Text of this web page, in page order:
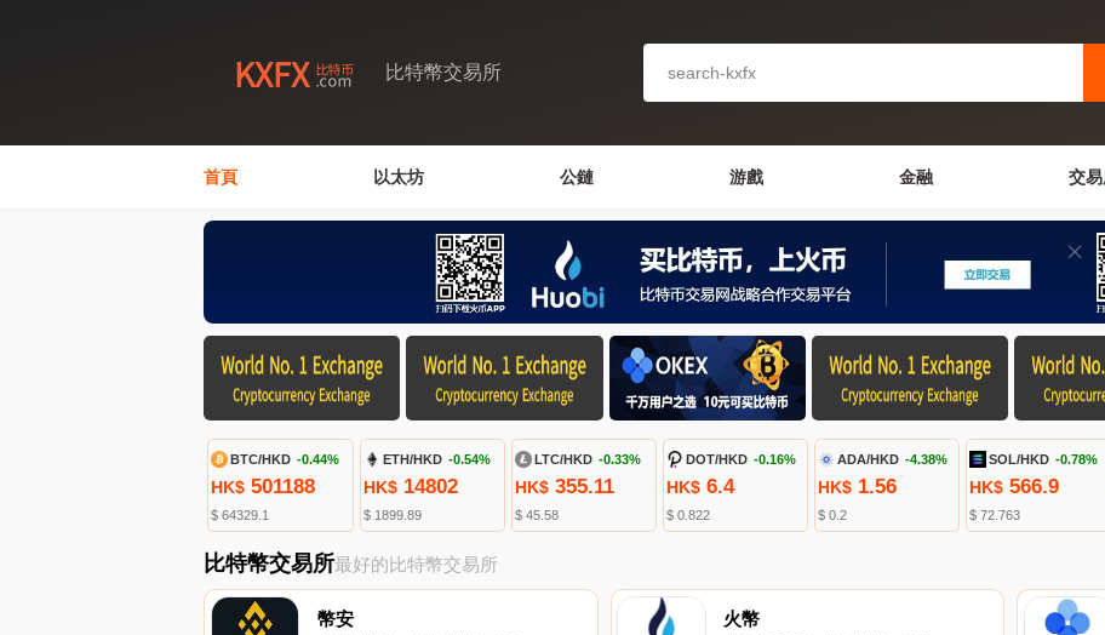
比特幣交易所
首頁 以太坊 公鏈 游戲 金融 交
BTC/HKD -0.44%
HK$ 501188
$ 64329.1
ETH/HKD -0.54%
HK$14802
$ 1899.89
LTC/HKD -0.33%
HK$355.11
$ 45.58
DOT/HKD -0.16%
HK$6.4
$ 0.822
ADA/HKD -4.38%
HK$1.56
$ 0.2
SOL/HKD -0.78%
HK$ 566.9
$ 72.763
比特幣交易所最好的比特幣交易所
幣安 火幣